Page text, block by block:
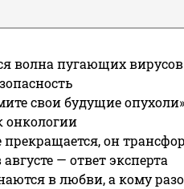
волна пугающих
свои будущие
онкологии
он
— ответ эксперта
в любви, а кому